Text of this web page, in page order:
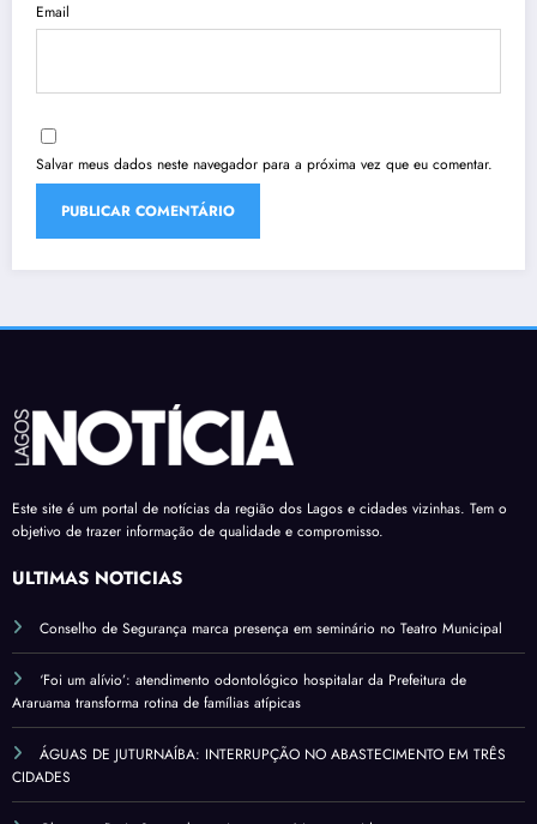
Email
Salvar meus dados neste navegador para a próxima vez que eu comentar.
Este site é um portal de notícias da região dos Lagos e cidades vizinhas. Tem o
objetivo de trazer informação de qualidade e compromisso.
ÚLTIMAS NOTÍCIAS
Conselho de Segurança marca presença em seminário no Teatro Municipal
‘Foi um alívio’: atendimento odontológico hospitalar da Prefeitura de
Araruama transforma rotina de famílias atípicas
ÁGUAS DE JUTURNAÍBA: INTERRUPÇÃO NO ABASTECIMENTO EM TRÊS
CIDADES